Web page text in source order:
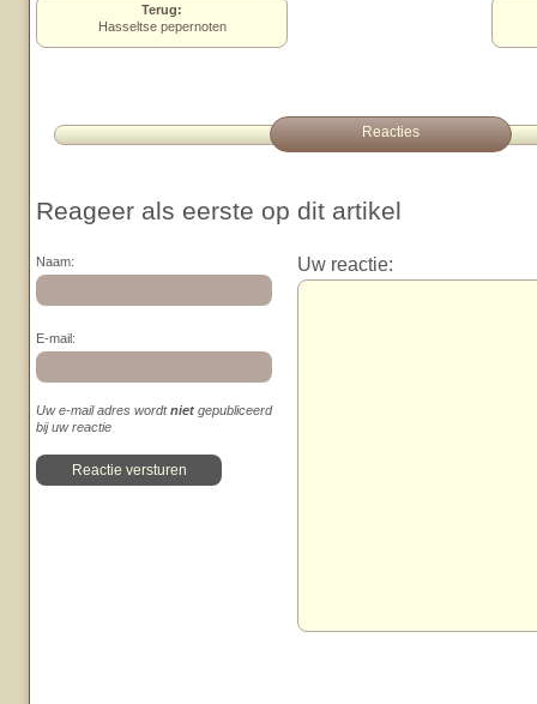
Terug:
Hasseltse pepernoten
Reacties
Reageer als eerste op dit artikel
Naam:
E-mail:
Uw e-mail adres wordtniet gepubliceerd
bij uw reactie
Uw reactie: